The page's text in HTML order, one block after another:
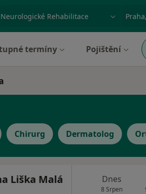
nemoc nebo příjmení
termíny Pojištění
Chirurg Dermatolog
Liška Malá Dnes
8 Srpen